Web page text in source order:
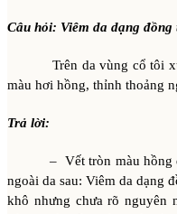
Câu hỏi: Viêm da dạng đồng
Trên da vùng cổ tôi xuất
màu hơi hồng, thỉnh thoảng
Trả lời:
– Vết tròn màu hồng đó
ngoài da sau: Viêm da dạng
khô nhưng chưa rõ nguyên